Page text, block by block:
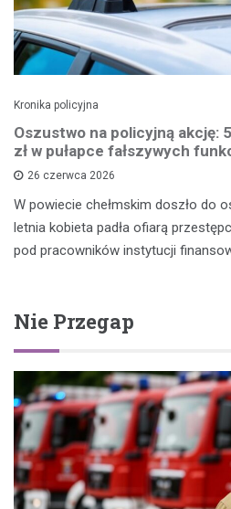
Kronika policyjna
Oszustwo na policyjną akcję:
zł w pułapce fałszywych
26 czerwca 2026
W powiecie chełmskim doszło do
letnia kobieta padła ofiarą
pod pracowników instytucji
Nie Przegap